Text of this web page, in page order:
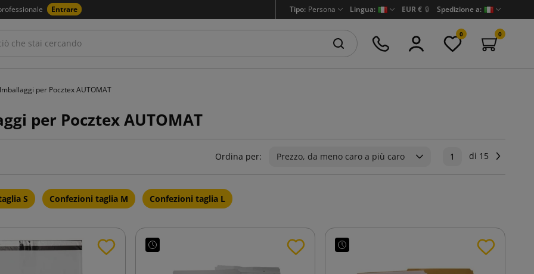
Entrare Tipo: Persona Lingua: EUR € 🔒 Spedizione a:
0 0
Imballaggi per Pocztex AUTOMAT
per Pocztex AUTOMAT
Ordina per: Prezzo, da meno caro a più caro 1 di 15
S Confezioni taglia M Confezioni taglia L